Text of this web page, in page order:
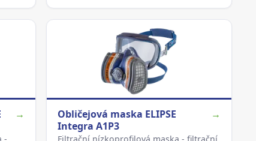
→
Obličejová maska ELIPSE
Integra A1P3
→